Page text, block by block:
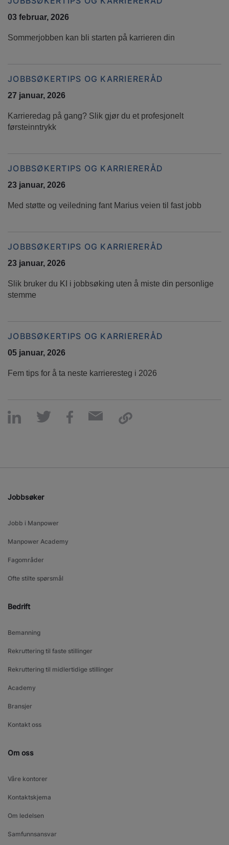
03 februar, 2026
Sommerjobben kan bli starten på karrieren din
JOBBSØKERTIPS OG KARRIERERÅD
27 januar, 2026
Karrieredag på gang? Slik gjør du et profesjonelt
førsteinntrykk
JOBBSØKERTIPS OG KARRIERERÅD
23 januar, 2026
Med støtte og veiledning fant Marius veien til fast jobb
JOBBSØKERTIPS OG KARRIERERÅD
23 januar, 2026
Slik bruker du KI i jobbsøking uten å miste din personlige
stemme
JOBBSØKERTIPS OG KARRIERERÅD
05 januar, 2026
Fem tips for å ta neste karrieresteg i 2026
Jobbsøker
Jobb i Manpower
Manpower Academy
Fagområder
Ofte stilte spørsmål
Bedrift
Bemanning
Rekruttering til faste stillinger
Rekruttering til midlertidige stillinger
Academy
Bransjer
Kontakt oss
Om oss
Våre kontorer
Kontaktskjema
Om ledelsen
Samfunnsansvar